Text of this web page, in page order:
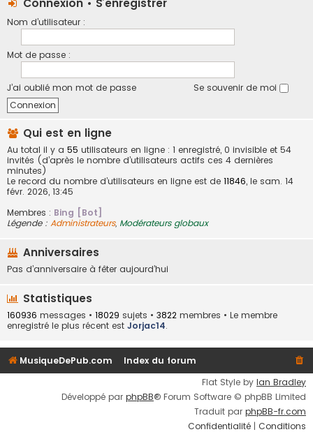
Connexion • S’enregistrer
Nom d’utilisateur :
Mot de passe :
J’ai oublié mon mot de passe Se souvenir de moi
Qui est en ligne
Au total il y a 55 utilisateurs en ligne : 1 enregistré, 0 invisible et 54
invités (d’après le nombre d’utilisateurs actifs ces 4 dernières
minutes)
Le record du nombre d’utilisateurs en ligne est de 11846, le sam. 14
févr. 2026, 13:45
Membres : Bing [Bot]
Légende : Administrateurs, Modérateurs globaux
Anniversaires
Pas d’anniversaire à fêter aujourd’hui
Statistiques
160936 messages • 18029 sujets • 3822 membres • Le membre
enregistré le plus récent est Jorjac14.
MusiqueDePub.com
Index du forum
Flat Style by Ian Bradley
Développé par phpBB® Forum Software © phpBB Limited
Traduit par phpBB-fr.com
Confidentialité | Conditions